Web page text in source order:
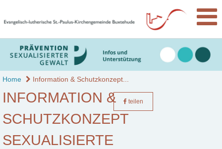
Home Information & Schutzkonzept...
INFORMATION &
SCHUTZKONZEPT
SEXUALISIERTE
teilen